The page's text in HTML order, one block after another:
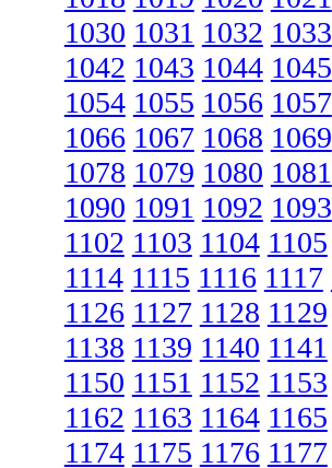
1030 1031 1032 1033
1042 1043 1044 1045
1054 1055 1056 1057
1066 1067 1068 1069
1078 1079 1080 1081
1090 1091 1092 1093
1102 1103 1104 1105
1114 1115 1116 1117
1126 1127 1128 1129
1138 1139 1140 1141
1150 1151 1152 1153
1162 1163 1164 1165
1174 1175 1176 1177